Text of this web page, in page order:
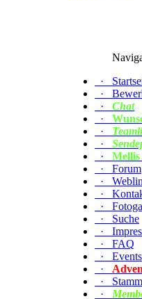
·
·
·
Chat
·
·
·
·
Mellis
·
Forum
·
·
·
·
Suche
·
·
FAQ
·
Events
·
·
·